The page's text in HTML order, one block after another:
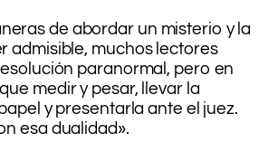
de abordar un misterio y la
admisible, muchos lectores
paranormal, pero en
medir y pesar, llevar la
y presentarla ante el juez.
esa dualidad».